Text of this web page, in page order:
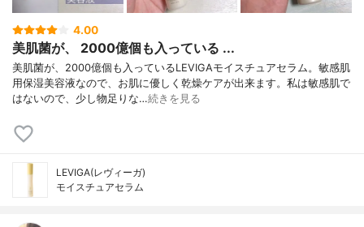
4.00
美肌菌が、 2000億個も入っている ...
美肌菌が、2000億個も入っているLEVIGAモイスチュアセラム。敏感肌
用保湿美容液なので、お肌に優しく乾燥ケアが出来ます。私は敏感肌で
はないので、少し物足りな…続きを見る
LEVIGA(レヴィーガ)
モイスチュアセラム